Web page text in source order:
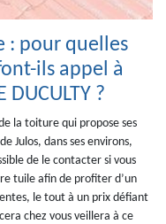
: pour quelles
ils appel à
DUCULTY ?
la toiture qui propose ses
Julos, dans ses environs,
de le contacter si vous
tuile afin de profiter d’un
le tout à un prix défiant
chez vous veillera à ce